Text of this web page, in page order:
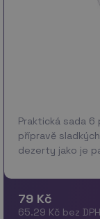
Praktická sada
přípravě
dezerty jako je
79 Kč
65.29 Kč bez DPH